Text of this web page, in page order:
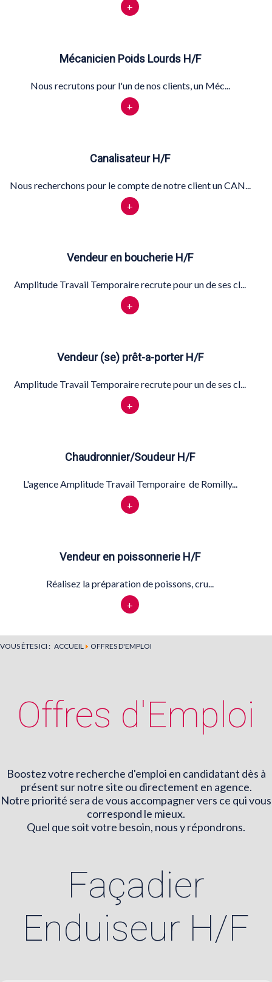
+
Mécanicien Poids Lourds H/F
Nous recrutons pour l'un de nos clients, un Méc...
+
Canalisateur H/F
Nous recherchons pour le compte de notre client un CAN...
+
Vendeur en boucherie H/F
Amplitude Travail Temporaire recrute pour un de ses cl...
+
Vendeur (se) prêt-a-porter H/F
Amplitude Travail Temporaire recrute pour un de ses cl...
+
Chaudronnier/Soudeur H/F
L'agence Amplitude Travail Temporaire de Romilly...
+
Vendeur en poissonnerie H/F
Réalisez la préparation de poissons, cru...
+
VOUS ÊTES ICI : ACCUEIL OFFRES D'EMPLOI
Offres d'Emploi
Boostez votre recherche d'emploi en candidatant dès à
présent sur notre site ou directement en agence.
Notre priorité sera de vous accompagner vers ce qui vous
correspond le mieux.
Quel que soit votre besoin, nous y répondrons.
Façadier
Enduiseur H/F